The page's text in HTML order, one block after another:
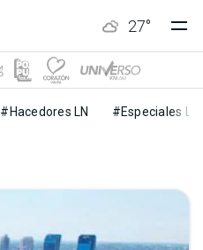
27°
#Hacedores LN #Especiales LN